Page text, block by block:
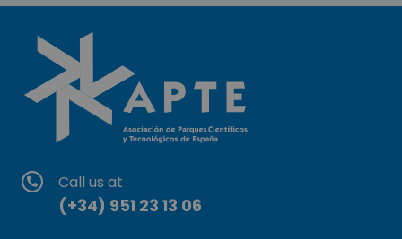
Call us at
(+34) 951 23 13 06